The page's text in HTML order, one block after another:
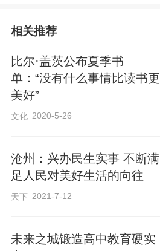
相关推荐
比尔·盖茨公布夏季书
单：“没有什么事情比读书更
美好”
文化 2020-5-26
沧州：兴办民生实事 不断满
足人民对美好生活的向往
天下 2021-7-12
未来之城锻造高中教育硬实